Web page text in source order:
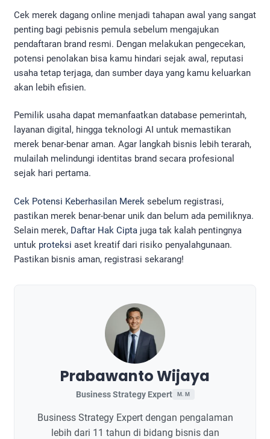
Cek merek dagang online menjadi tahapan awal yang sangat
penting bagi pebisnis pemula sebelum mengajukan
pendaftaran brand resmi. Dengan melakukan pengecekan,
potensi penolakan bisa kamu hindari sejak awal, reputasi
usaha tetap terjaga, dan sumber daya yang kamu keluarkan
akan lebih efisien.
Pemilik usaha dapat memanfaatkan database pemerintah,
layanan digital, hingga teknologi AI untuk memastikan
merek benar-benar aman. Agar langkah bisnis lebih terarah,
mulailah melindungi identitas brand secara profesional
sejak hari pertama.
Cek Potensi Keberhasilan Merek sebelum registrasi,
pastikan merek benar-benar unik dan belum ada pemiliknya.
Selain merek, Daftar Hak Cipta juga tak kalah pentingnya
untuk proteksi aset kreatif dari risiko penyalahgunaan.
Pastikan bisnis aman, registrasi sekarang!
Prabawanto Wijaya
Business Strategy Expert M. M
Business Strategy Expert dengan pengalaman
lebih dari 11 tahun di bidang bisnis dan